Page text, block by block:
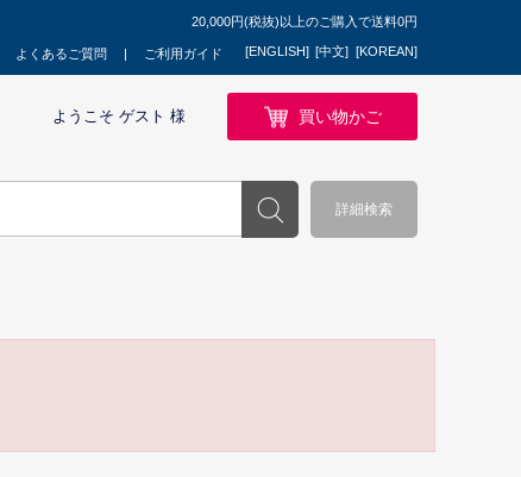
20,000円(税抜)以上のご購入で送料0円
よくあるご質問 ご利用ガイド [ENGLISH] [中文] [KOREAN]
ようこそ ゲスト 様 買い物かご
詳細検索